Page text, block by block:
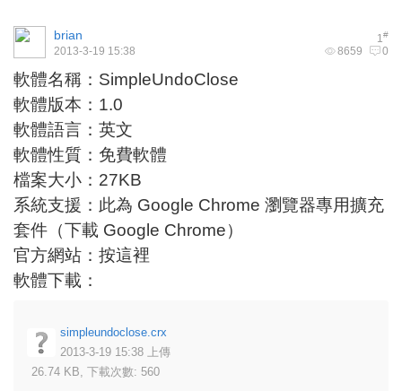
1#
brian
8659 0
2013-3-19 15:38
軟體名稱：SimpleUndoClose
軟體版本：1.0
軟體語言：英文
軟體性質：免費軟體
檔案大小：27KB
系統支援：此為 Google Chrome 瀏覽器專用擴充
套件（下載 Google Chrome）
官方網站：按這裡
軟體下載：
simpleundoclose.crx
2013-3-19 15:38 上傳
26.74 KB, 下載次數: 560